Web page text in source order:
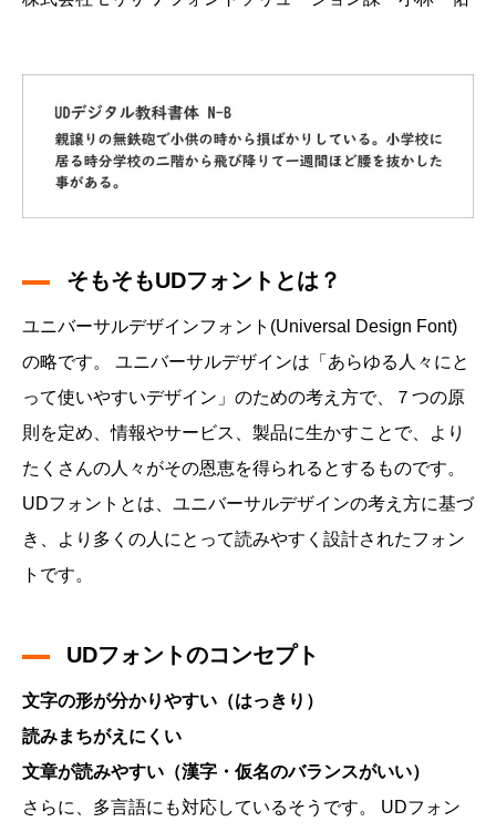
そもそもUDフォントとは？
ユニバーサルデザインフォント(Universal Design Font)
の略です。 ユニバーサルデザインは「あらゆる人々にと
って使いやすいデザイン」のための考え方で、７つの原
則を定め、情報やサービス、製品に生かすことで、より
たくさんの人々がその恩恵を得られるとするものです。
UDフォントとは、ユニバーサルデザインの考え方に基づ
き、より多くの人にとって読みやすく設計されたフォン
トです。
UDフォントのコンセプト
文字の形が分かりやすい（はっきり）
読みまちがえにくい
文章が読みやすい（漢字・仮名のバランスがいい）
さらに、多言語にも対応しているそうです。 UDフォン